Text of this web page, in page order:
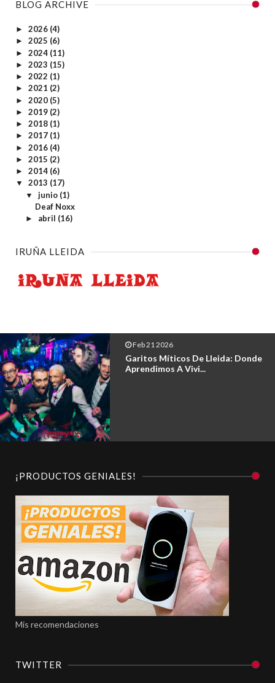
BLOG ARCHIVE
► 2026 (4)
► 2025 (6)
► 2024 (11)
► 2023 (15)
► 2022 (1)
► 2021 (2)
► 2020 (5)
► 2019 (2)
► 2018 (1)
► 2017 (1)
► 2016 (4)
► 2015 (2)
► 2014 (6)
▼ 2013 (17)
▼ junio (1)
Deaf Noxx
► abril (16)
IRUÑA LLEIDA
Feb 21 2026
Garitos Míticos De Lleida: Donde
Aprendimos A Vivi...
¡PRODUCTOS GENIALES!
Mis recomendaciones
TWITTER